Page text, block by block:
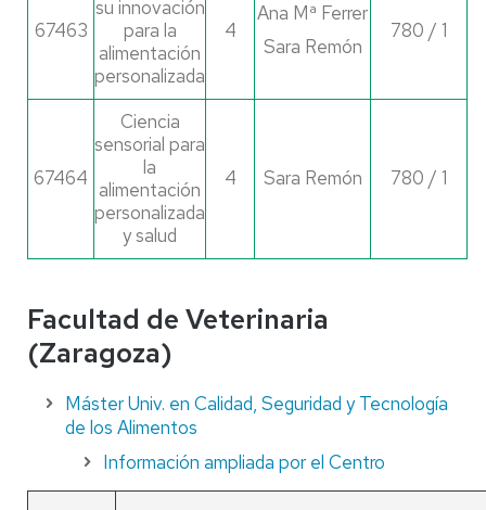
67463
su innovación
para la
alimentación
personalizada
4
Ana Mª Ferrer
Sara Remón
780 / 1
67464
Ciencia
sensorial para
la
alimentación
personalizada
y salud
4 Sara Remón 780 / 1
Facultad de Veterinaria
(Zaragoza)
Máster Univ. en Calidad, Seguridad y Tecnología
de los Alimentos
Información ampliada por el Centro